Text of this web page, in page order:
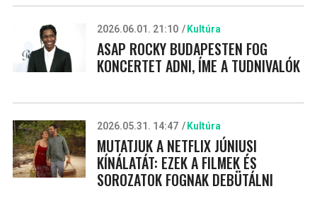
2026.06.01. 21:10 Kultúra
ASAP ROCKY BUDAPESTEN FOG
KONCERTET ADNI, ÍME A TUDNIVALÓK
2026.05.31. 14:47 Kultúra
MUTATJUK A NETFLIX JÚNIUSI
KÍNÁLATÁT: EZEK A FILMEK ÉS
SOROZATOK FOGNAK DEBÜTÁLNI